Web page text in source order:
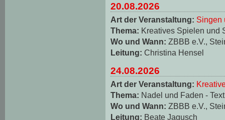
20.08.2026
Art der Veranstaltung: Singen
Thema: Kreatives Spielen und
Wo und Wann: ZBBB e.V.,
Leitung: Christina Hensel
24.08.2026
Art der Veranstaltung:
Thema: Nadel und Faden -
Wo und Wann: ZBBB e.V.,
Leitung: Beate Jagusch